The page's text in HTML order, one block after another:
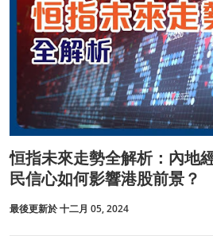
恒指未來走勢全解析：內地
民信心如何影響港股前景？
最後更新於 十二月 05, 2024